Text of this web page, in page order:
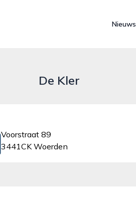
Nieuws
De Kler
Voorstraat 89
3441CK Woerden